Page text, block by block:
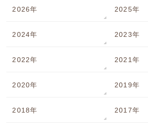
2026年 2025年
2024年 2023年
2022年 2021年
2020年 2019年
2018年 2017年